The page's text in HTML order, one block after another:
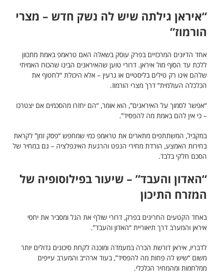
“איראן גילתה שיש לה נשק חדש – מצרי
הורמוז”
אחד הדיונים המרכזיים בפרק עוסק בשאלה האם טראמפ באמת מתכוון
ללכת עד הסוף מול איראן. דרורי טוען שהאיראנים הבינו שהכוח האמיתי
שלהם אינו רק טילים בליסטיים או גרעין – אלא היכולת “לחטוף את
הכלכלה העולמית” דרך מצרי הורמוז.
“אפשר לסמוך על האיראנים”, הוא אומר, “הם יחזרו מהסכמים אם יצטרכו
– כי אין להם באמת מה להפסיד”.
במקביל, המשתתפים מתארים את טראמפ כמי שמחפש “פסק זמן” לקראת
בחירות האמצע, הורדת מחירי הנפט והרגעת האינפלציה – גם במחיר של
הסכם חלקי בלבד.
“האדון והעבד” – שיעור בפילוסופיה של
המזרח התיכון
באחד הקטעים החריגים בפרק, דרורי שולף את הגל ומסביר את יחסי
איראן והמערב דרך תיאוריית “האדון והעבד”.
לדבריו, איראן דורשת הכרה במעמדה ומוכנה לקחת סיכונים גדולים יותר
משום “שיש לה פחות מה להפסיד”, בעוד ארה״ב והמערב עייפים
ממלחמות ומהמחיר הכלכלי.